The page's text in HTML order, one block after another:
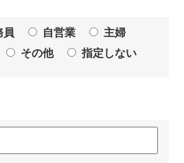
員 自営業
主婦
その他 指定しない